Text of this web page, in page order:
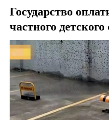
Государство
частного детского